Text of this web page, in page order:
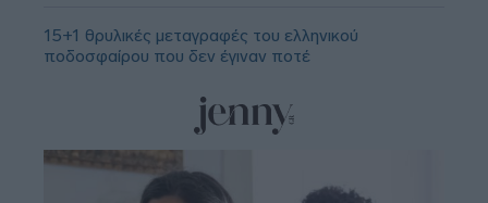
15+1 θρυλικές μεταγραφές του ελληνικού
ποδοσφαίρου που δεν έγιναν ποτέ